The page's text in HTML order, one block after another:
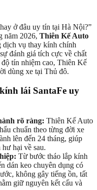
ở đâu uy tín tại Hà Nội?”
năm 2026, Thiên Kế Auto
dịch vụ thay kính chính
đánh giá tích cực về chất
tín nhiệm cao, Thiên Kế
dùng xe tại Thủ đô.
lái SantaFe uy
rõ ràng: Thiên Kế Auto
chuẩn theo từng đời xe
lên đến 24 tháng, giúp
hại về sau.
Từ bước tháo lắp kính
dán keo chuyên dụng có
không gây tiếng ồn, tất
giữ nguyên kết cấu và